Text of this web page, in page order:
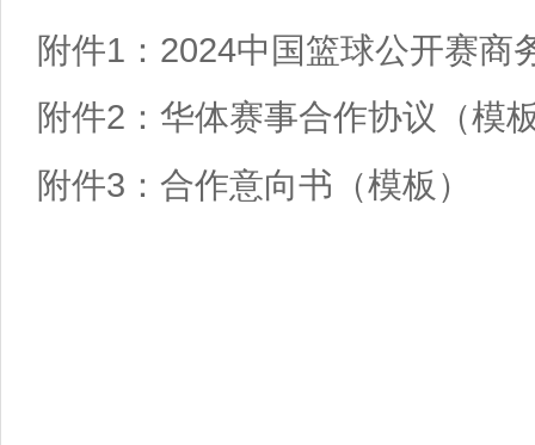
附件1 ： 2024中国篮球公开赛商
附件2：华体赛事合作协议（模
附件3：合作意向书（模板）